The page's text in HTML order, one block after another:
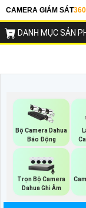
CAMERA GIÁM SÁT360
DANH MỤC SẢN
Bộ Camera Dahua
Báo Động
Trọn Bộ Camera
Dahua Ghi Âm